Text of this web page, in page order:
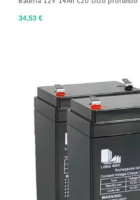
Preço
34,53 €